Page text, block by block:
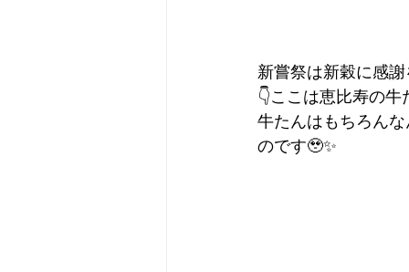
新嘗祭は新穀に感謝
👇ここは恵比寿の
牛たんはもちろん
のです🥹✨